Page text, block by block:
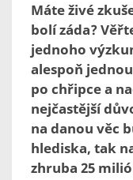
Máte živé
bolí záda?
jednoho
alespoň
po chřipce a
nejčastější
na danou věc
hlediska, tak
zhruba 25